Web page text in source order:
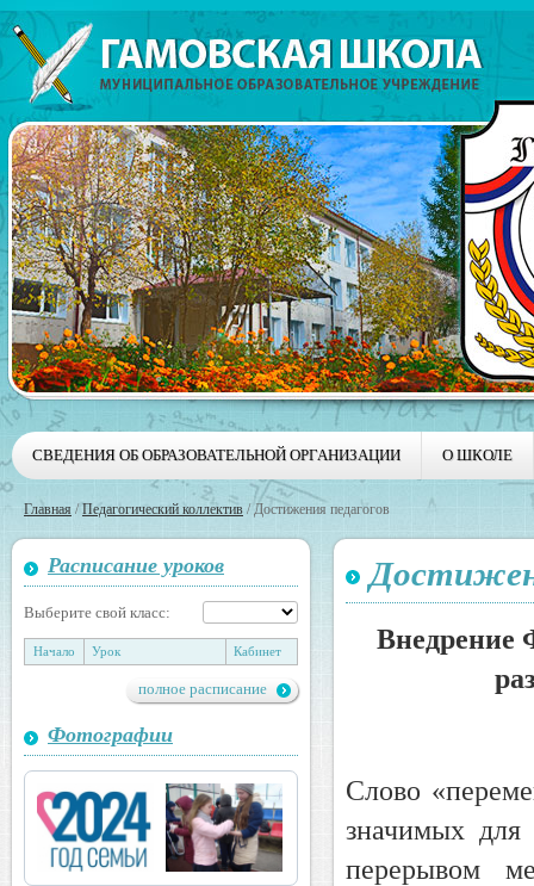
СВЕДЕНИЯ ОБ ОБРАЗОВАТЕЛЬНОЙ ОРГАНИЗАЦИИ О ШКОЛЕ
Главная /Педагогический коллектив /Достижения педагогов
Расписание уроков
Выберите свой класс:
Начало Урок Кабинет
полное расписание
Фотографии
Внедрение
Слово
значимых
перерывом